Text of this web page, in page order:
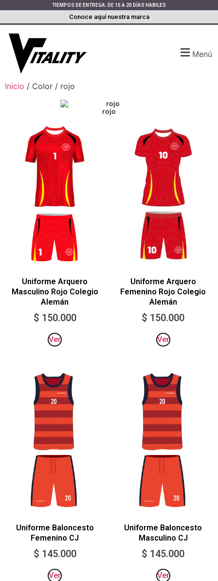
TIEMPOS DE ENTREGA: DE 15 A 20 DÍAS HABILES
Conoce aquí nuestra marca
Menú
Inicio / Color / rojo
rojo
Uniforme Arquero
Masculino Rojo Colegio
Alemán
$ 150.000
Ver
Uniforme Arquero
Femenino Rojo Colegio
Alemán
$ 150.000
Ver
Uniforme Baloncesto
Femenino CJ
$ 145.000
Ver
Uniforme Baloncesto
Masculino CJ
$ 145.000
Ver